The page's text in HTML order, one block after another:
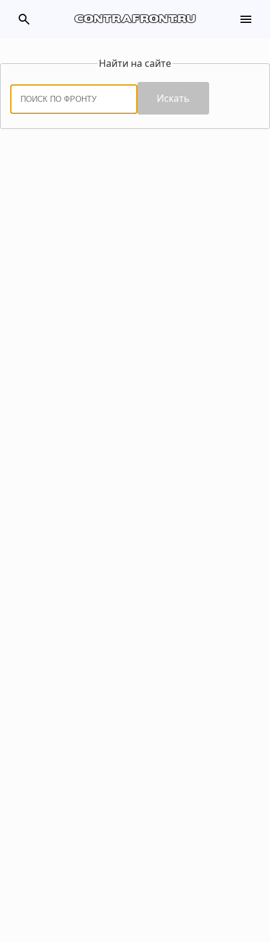
search contrafront.ru menu
Найти на сайте
Искать